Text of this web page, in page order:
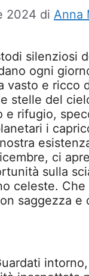
2024 di Anna
silenziosi
ogni
vasto e ricco
stelle del
e rifugio,
i
ci
sulla
celeste. Che
saggezza e